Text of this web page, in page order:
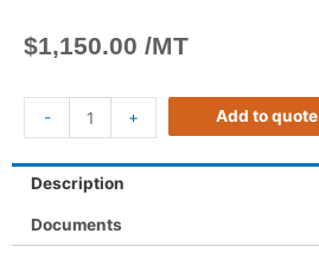
$1,150.00 /MT
- + Add to quote
Description
Documents